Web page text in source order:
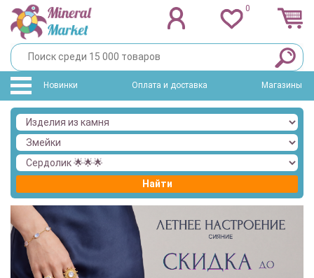
0
Новинки Оплата и доставка Магазины
Найти